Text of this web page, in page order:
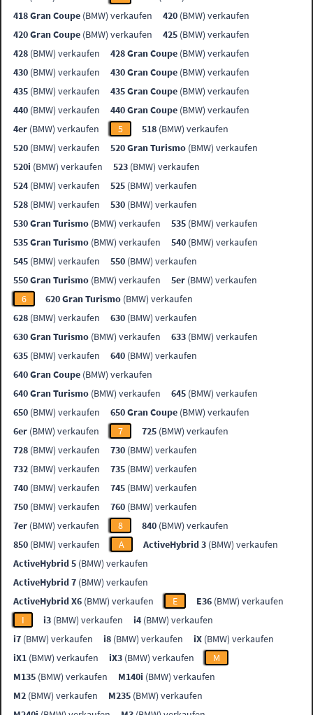
418 Gran Coupe (BMW) verkaufen 420 (BMW) verkaufen
420 Gran Coupe (BMW) verkaufen 425 (BMW) verkaufen
428 (BMW) verkaufen 428 Gran Coupe (BMW) verkaufen
430 (BMW) verkaufen 430 Gran Coupe (BMW) verkaufen
435 (BMW) verkaufen 435 Gran Coupe (BMW) verkaufen
440 (BMW) verkaufen 440 Gran Coupe (BMW) verkaufen
4er (BMW) verkaufen 5 518 (BMW) verkaufen
520 (BMW) verkaufen 520 Gran Turismo (BMW) verkaufen
520i (BMW) verkaufen 523 (BMW) verkaufen
524 (BMW) verkaufen 525 (BMW) verkaufen
528 (BMW) verkaufen 530 (BMW) verkaufen
530 Gran Turismo (BMW) verkaufen 535 (BMW) verkaufen
535 Gran Turismo (BMW) verkaufen 540 (BMW) verkaufen
545 (BMW) verkaufen 550 (BMW) verkaufen
550 Gran Turismo (BMW) verkaufen 5er (BMW) verkaufen
6
620 Gran Turismo (BMW) verkaufen
628 (BMW) verkaufen 630 (BMW) verkaufen
630 Gran Turismo (BMW) verkaufen 633 (BMW) verkaufen
635 (BMW) verkaufen 640 (BMW) verkaufen
640 Gran Coupe (BMW) verkaufen
640 Gran Turismo (BMW) verkaufen 645 (BMW) verkaufen
650 (BMW) verkaufen 650 Gran Coupe (BMW) verkaufen
6er (BMW) verkaufen 7 725 (BMW) verkaufen
728 (BMW) verkaufen 730 (BMW) verkaufen
732 (BMW) verkaufen 735 (BMW) verkaufen
740 (BMW) verkaufen 745 (BMW) verkaufen
750 (BMW) verkaufen 760 (BMW) verkaufen
7er (BMW) verkaufen 8 840 (BMW) verkaufen
850 (BMW) verkaufen A ActiveHybrid 3 (BMW) verkaufen
ActiveHybrid 5 (BMW) verkaufen
ActiveHybrid 7 (BMW) verkaufen
ActiveHybrid X6 (BMW) verkaufen E E36 (BMW) verkaufen
I
i3 (BMW) verkaufen i4 (BMW) verkaufen
i7 (BMW) verkaufen i8 (BMW) verkaufen iX (BMW) verkaufen
iX1 (BMW) verkaufen iX3 (BMW) verkaufen
M
M135 (BMW) verkaufen M140i (BMW) verkaufen
M2 (BMW) verkaufen M235 (BMW) verkaufen